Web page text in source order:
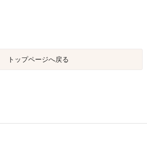
トップページへ戻る